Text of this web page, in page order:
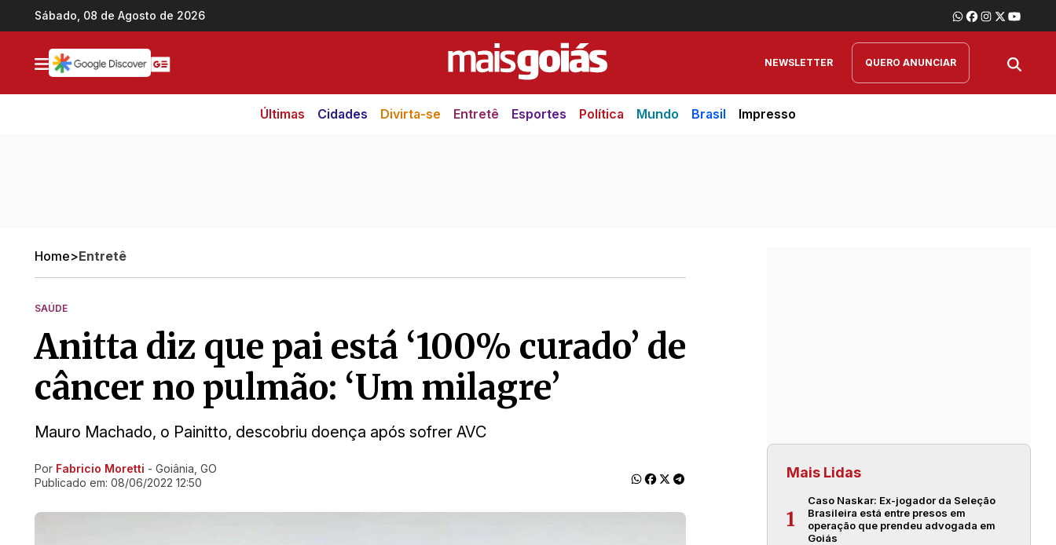
Ir direto pro conteúdo
Sábado, 08 de Agosto de 2026
NEWSLETTER QUERO ANUNCIAR
Últimas Cidades Divirta-se Entretê Esportes Política Mundo Brasil Impresso
Home>Entretê
SAÚDE
Anitta diz que pai está ‘100% curado’ de
câncer no pulmão: ‘Um milagre’
Mauro Machado, o Painitto, descobriu doença após sofrer AVC
Ir direto pra matéria
Por Fabricio Moretti - Goiânia, GO
Publicado em: 08/06/2022 12:50
Mais Lidas
1
Caso Naskar: Ex-jogador da Seleção
Brasileira está entre presos em
operação que prendeu advogada em
Goiás